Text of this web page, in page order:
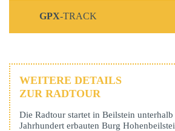
GPX-TRACK
WEITERE DETAILS
ZUR RADTOUR
Die Radtour startet in Beilstein
Jahrhundert erbauten Burg